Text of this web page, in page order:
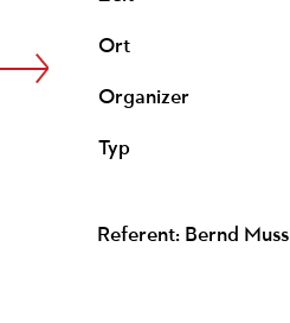
Ort
Organizer
Typ
Referent: Bernd